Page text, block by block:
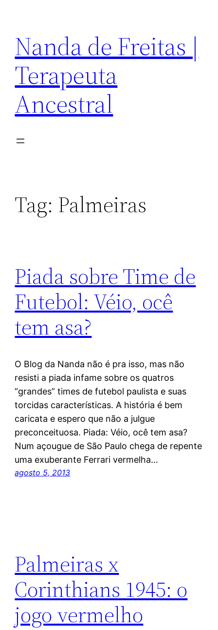
conteúdo
Nanda de Freitas |
Terapeuta
Ancestral
Tag: Palmeiras
Piada sobre Time de
Futebol: Véio, ocê
tem asa?
O Blog da Nanda não é pra isso, mas não
resisti a piada infame sobre os quatros
“grandes” times de futebol paulista e suas
torcidas características. A história é bem
caricata e espero que não a julgue
preconceituosa. Piada: Véio, ocê tem asa?
Num açougue de São Paulo chega de repente
uma exuberante Ferrari vermelha…
agosto 5, 2013
Palmeiras x
Corinthians 1945: o
jogo vermelho